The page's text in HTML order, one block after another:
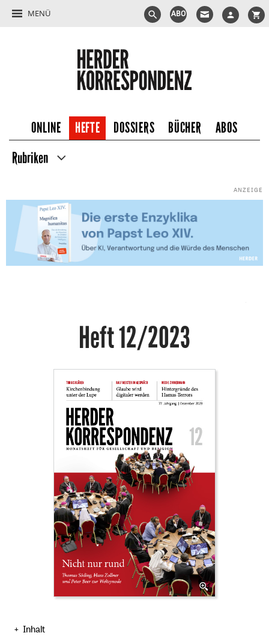
MENÜ ABO
ONLINE HEFTE DOSSIERS BÜCHER ABOS
Rubriken
Heft 12/2023
Inhalt